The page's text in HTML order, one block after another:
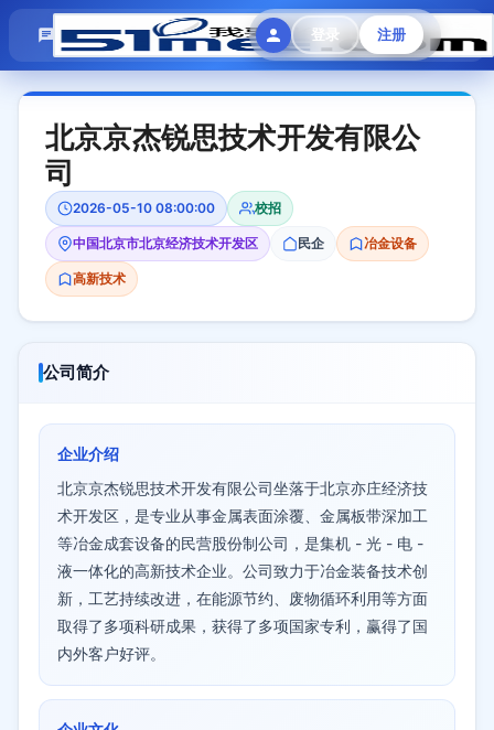
登录 注册
模拟面试 题目大全 招聘中心 会员专区
北京京杰锐思技术开发有限公
司
2026-05-10 08:00:00 校招
中国北京市北京经济技术开发区 民企 冶金设备
高新技术
公司简介
企业介绍
北京京杰锐思技术开发有限公司坐落于北京亦庄经济技
术开发区，是专业从事金属表面涂覆、金属板带深加工
等冶金成套设备的民营股份制公司，是集机 - 光 - 电 -
液一体化的高新技术企业。公司致力于冶金装备技术创
新，工艺持续改进，在能源节约、废物循环利用等方面
取得了多项科研成果，获得了多项国家专利，赢得了国
内外客户好评。